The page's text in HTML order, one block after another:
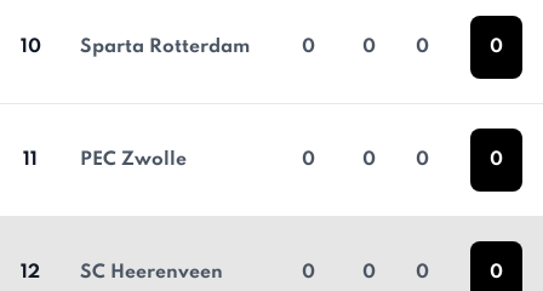
10 Sparta Rotterdam 0 0 0 0
11 PEC Zwolle 0 0 0 0
12 SC Heerenveen 0 0 0 0